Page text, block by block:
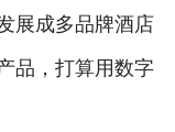
展成多品牌酒店
品，打算用数字